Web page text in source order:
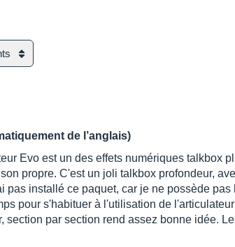
de l’anglais)
Evo est un des effets numériques talkbox
propre. C'est un joli talkbox profondeur,
pas installé ce paquet, car je ne possède
pour s'habituer à l'utilisation de
section par section rend assez bonne idée.